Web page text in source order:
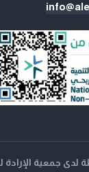
جمعية الإرادة